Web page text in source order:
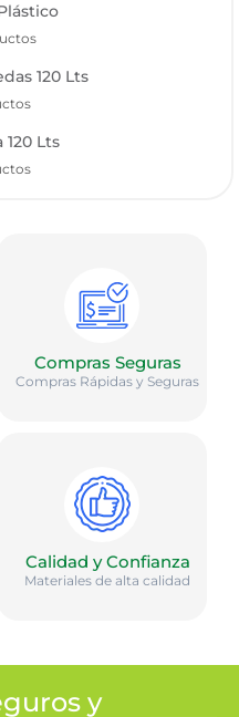
120 Lts
120 Lts
Compras Seguras
Compras Rápidas y Seguras
Calidad y Confianza
Materiales de alta calidad
y